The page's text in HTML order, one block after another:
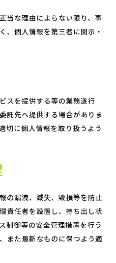
当な理由によらない限り、事
、個人情報を第三者に開示・
スを提供する等の業務遂行
託先へ提供する場合がありま
切に個人情報を取り扱うよう
の漏洩、滅失、毀損等を防止
責任者を設置し、持ち出し状
制御等の安全管理措置を行う
また最新なものに保つよう適